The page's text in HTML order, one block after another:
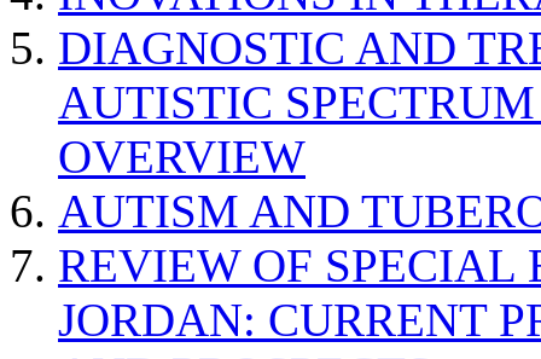
DIAGNOSTIC AND
AUTISTIC
OVERVIEW
AUTISM AND
REVIEW OF SPECIAL
JORDAN: CURRENT